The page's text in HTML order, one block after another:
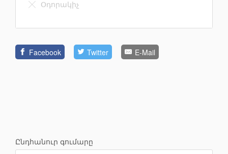
Օդորակիչ
Facebook Twitter E-Mail
Ընդհանուր գումարը